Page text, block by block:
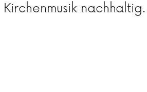
nachhaltig.